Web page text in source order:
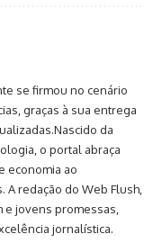
se firmou no cenário
graças à sua entrega
da
o portal abraça
economia ao
redação do Web Flush,
jovens promessas,
jornalística.